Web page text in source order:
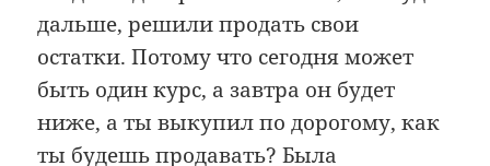
дальше, решили продать свои
остатки. Потому что сегодня может
быть один курс, а завтра он будет
ниже, а ты выкупил по дорогому, как
ты будешь продавать? Была